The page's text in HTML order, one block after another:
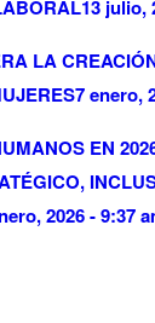
13 julio,
LA
7 enero,
EN
2026 - 9:37